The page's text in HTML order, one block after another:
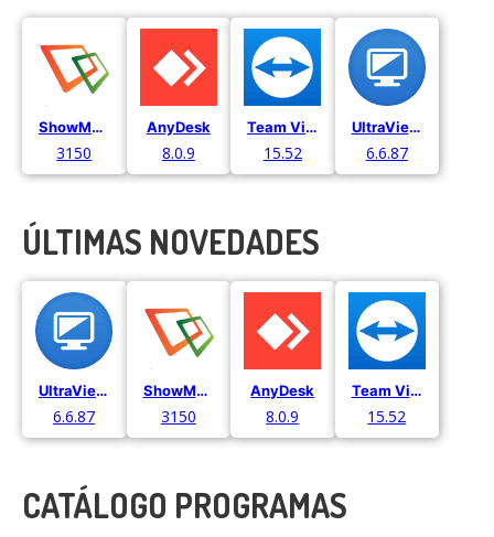
ShowMyPC
3150
AnyDesk
8.0.9
Team Viewer
15.52
UltraViewer
6.6.87
ÚLTIMAS NOVEDADES
UltraViewer
6.6.87
ShowMyPC
3150
AnyDesk
8.0.9
Team Viewer
15.52
CATÁLOGO PROGRAMAS